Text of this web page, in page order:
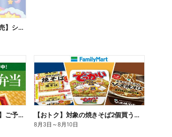
【ファミマオンライン先行販売】シルバニアファミリー
【旨さ格別、こだわり尽くし】ご予約弁当 【おトク】対象の焼きそば2個買うと100円引き!
8月3日 ～8月10日